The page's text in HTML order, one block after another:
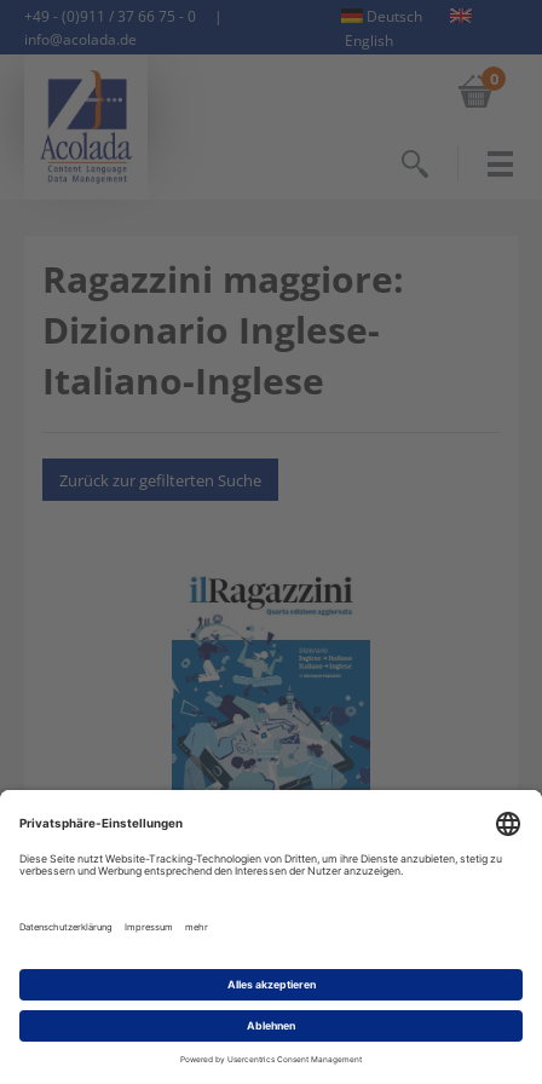
+49 - (0)911 / 37 66 75 - 0
|
info@acolada.de
Deutsch
English
0
Ragazzini maggiore:
Dizionario Inglese-
Italiano-Inglese
Zurück zur gefilterten Suche
Online Wörterbuch
pro Jahr 22,26€*
In den Warenkorb